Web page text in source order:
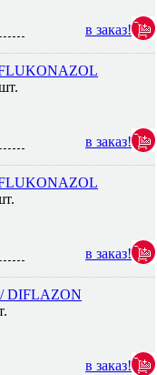
в заказ!
в заказ!
в заказ!
DIFLAZON
в заказ!